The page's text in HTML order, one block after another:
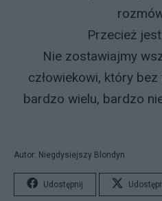
Przecież
Nie zostawiajmy
człowiekowi, który
bardzo wielu, bardzo
Autor: Niegdysiejszy Blondyn
Udostępnij